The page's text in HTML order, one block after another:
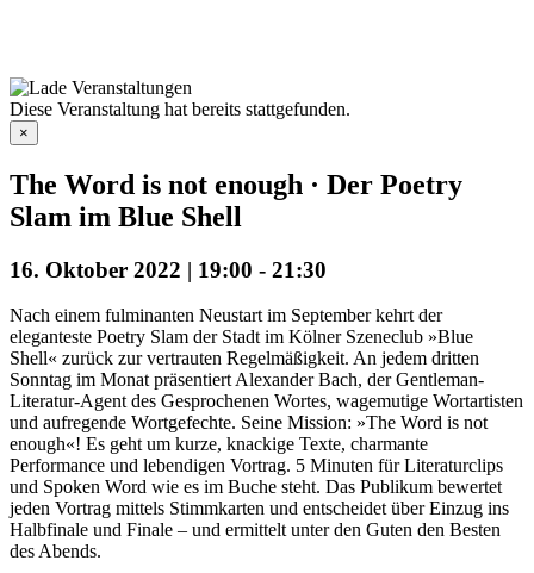
Diese Veranstaltung hat bereits stattgefunden.
×
The Word is not enough · Der Poetry
Slam im Blue Shell
16. Oktober 2022 | 19:00 - 21:30
Nach einem fulminanten Neustart im September kehrt der
eleganteste Poetry Slam der Stadt im Kölner Szeneclub »Blue
Shell« zurück zur vertrauten Regelmäßigkeit. An jedem dritten
Sonntag im Monat präsentiert Alexander Bach, der Gentleman-
Literatur-Agent des Gesprochenen Wortes, wagemutige Wortartisten
und aufregende Wortgefechte. Seine Mission: »The Word is not
enough«! Es geht um kurze, knackige Texte, charmante
Performance und lebendigen Vortrag. 5 Minuten für Literaturclips
und Spoken Word wie es im Buche steht. Das Publikum bewertet
jeden Vortrag mittels Stimmkarten und entscheidet über Einzug ins
Halbfinale und Finale – und ermittelt unterden Guten den Besten
des Abends.